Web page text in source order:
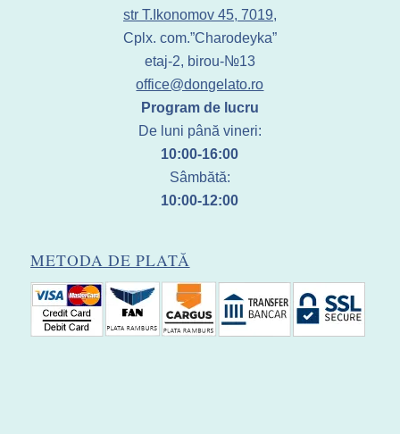
str T.Ikonomov 45, 7019,
Cplx. com.”Charodeyka”
etaj-2, birou-№13
office@dongelato.ro
Program de lucru
De luni până vineri:
10:00-16:00
Sâmbătă:
10:00-12:00
METODA DE PLATĂ